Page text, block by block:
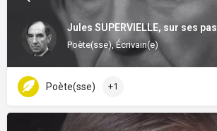
Jules SUPERVIELLE, sur ses pas
Poète(sse), Écrivain(e)
Poète(sse) +1